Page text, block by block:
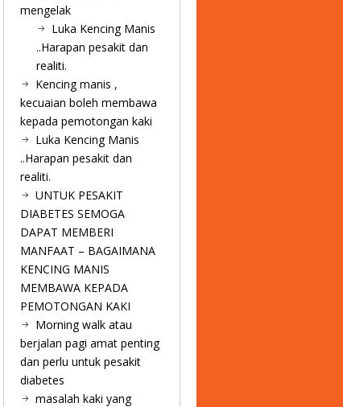
mengelak
Luka Kencing Manis
..Harapan pesakit dan
realiti.
Kencing manis ,
kecuaian boleh membawa
kepada pemotongan kaki
Luka Kencing Manis
..Harapan pesakit dan
realiti.
UNTUK PESAKIT
DIABETES SEMOGA
DAPAT MEMBERI
MANFAAT – BAGAIMANA
KENCING MANIS
MEMBAWA KEPADA
PEMOTONGAN KAKI
Morning walk atau
berjalan pagi amat penting
dan perlu untuk pesakit
diabetes
masalah kaki yang